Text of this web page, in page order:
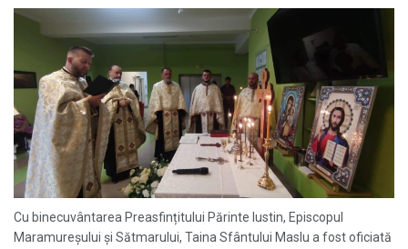
Cu binecuvântarea Preasfințitului Părinte Iustin, Episcopul
Maramureșului și Sătmarului, Taina Sfântului Maslu a fost oficiată